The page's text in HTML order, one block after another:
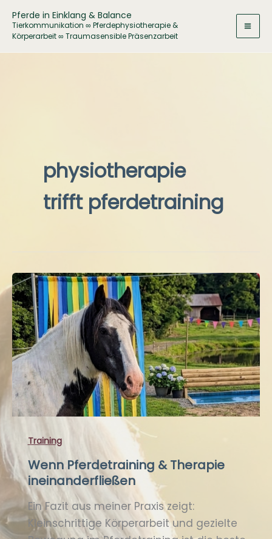
Zum
Inhalt
springen
Pferde in Einklang & Balance
Tierkommunikation ∞ Pferdephysiotherapie &
Körperarbeit ∞ Traumasensible Präsenzarbeit
physiotherapie
trifft pferdetraining
Training
Wenn Pferdetraining & Therapie
ineinanderfließen
Ein Fazit aus meiner Praxis zeigt:
Kleinschrittige Körperarbeit und gezielte